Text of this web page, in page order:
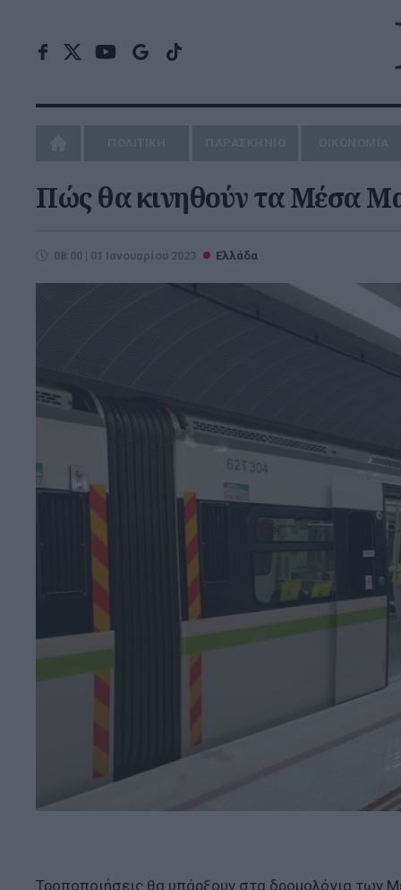
Πώς θα κινηθούν τα Μέσα
08:00 | 01 Ιανουαρίου 2023 Ελλάδα
Τροποποιήσεις θα υπάρξουν στα δρομολόγια των